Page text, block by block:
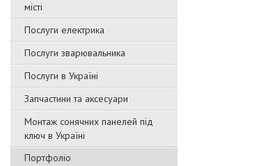
місті
Послуги електрика
Послуги зварювальника
Послуги в Україні
Запчастини та аксесуари
Монтаж сонячних панелей під
ключ в Україні
Портфоліо